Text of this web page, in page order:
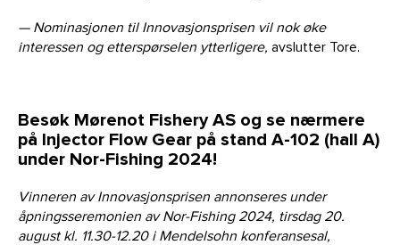
— Nominasjonen til Innovasjonsprisen vil nok øke
interessen og etterspørselen ytterligere, avslutter Tore.
Besøk Mørenot Fishery AS og se nærmere
på Injector Flow Gear på stand A-102 (hall A)
under Nor-Fishing 2024!
Vinneren av Innovasjonsprisen annonseres under
åpningsseremonien av Nor-Fishing 2024, tirsdag 20.
august kl. 11.30-12.20 i Mendelsohn konferansesal,